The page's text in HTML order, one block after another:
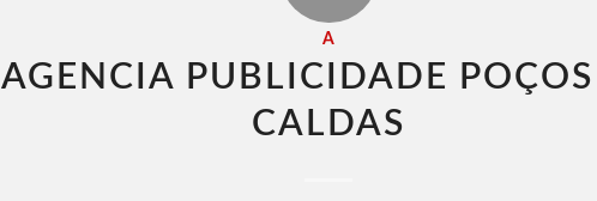
A
AGENCIA PUBLICIDADE
CALDAS​